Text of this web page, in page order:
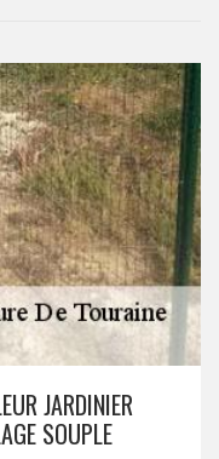
JARDINIER
SOUPLE